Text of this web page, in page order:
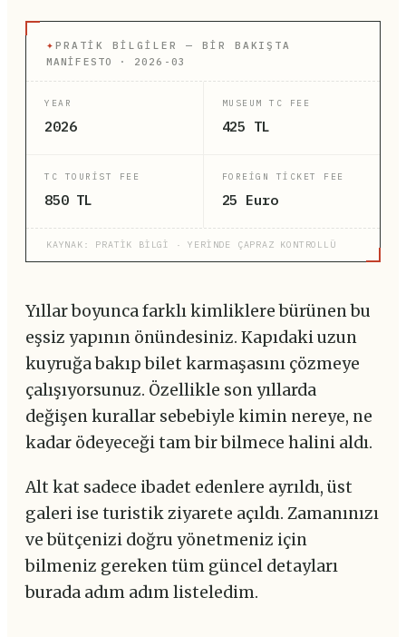
✦ PRATIK BILGILER — BIR BAKIŞTA
MANİFESTO · 2026-03
YEAR
2026
MUSEUM TC FEE
425 TL
TC TOURIST FEE
850 TL
FOREIGN TICKET FEE
25 Euro
KAYNAK: PRATİK BİLGİ · YERİNDE ÇAPRAZ KONTROLLÜ
Yıllar boyunca farklı kimliklere bürünen bu
eşsiz yapının önündesiniz. Kapıdaki uzun
kuyruğa bakıp bilet karmaşasını çözmeye
çalışıyorsunuz. Özellikle son yıllarda
değişen kurallar sebebiyle kimin nereye, ne
kadar ödeyeceği tam bir bilmece halini aldı.
Alt kat sadece ibadet edenlere ayrıldı, üst
galeri ise turistik ziyarete açıldı. Zamanınızı
ve bütçenizi doğru yönetmeniz için
bilmeniz gereken tüm güncel detayları
burada adım adım listeledim.